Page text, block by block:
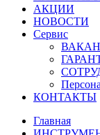
АКЦИИ
НОВОСТИ
Сервис
КОНТАКТЫ
Главная